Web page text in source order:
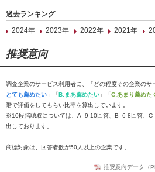
過去ランキング
2024年
2023年 2022年 2021年
推奨意向
調査企業のサービス利用者に、「どの程度その企業のサ
とても薦めたい 」「B:まあ薦めたい 」「C:あまり薦めた
階で評価をしてもらい比率を算出しています。
※10段階聴取については、A=9-10回答、B=6-8回答、
出しております。
商標対象は、回答者数が50人以上の企業です。
推奨意向データ（